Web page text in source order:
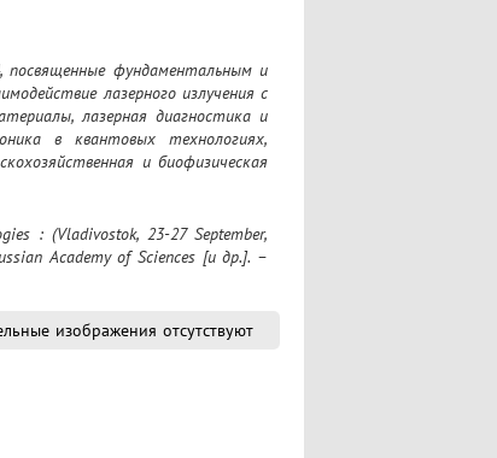
посвященные фундаментальным и
лазерного излучения с
лазерная диагностика и
в квантовых технологиях,
и биофизическая
Academy of Sciences [и др.]. –
изображения отсутствуют